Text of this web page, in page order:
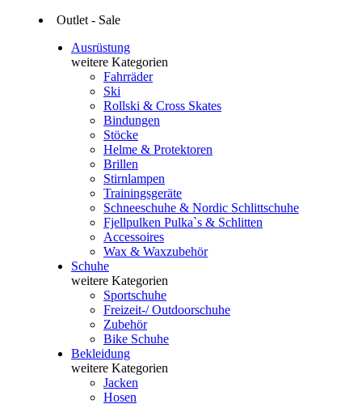
Outlet - Sale
Ausrüstung
weitere Kategorien
Fahrräder
Ski
Rollski & Cross Skates
Bindungen
Stöcke
Helme & Protektoren
Brillen
Stirnlampen
Trainingsgeräte
Schneeschuhe & Nordic Schlittschuhe
Fjellpulken Pulka`s & Schlitten
Accessoires
Wax & Waxzubehör
Schuhe
weitere Kategorien
Sportschuhe
Freizeit-/ Outdoorschuhe
Zubehör
Bike Schuhe
Bekleidung
weitere Kategorien
Jacken
Hosen